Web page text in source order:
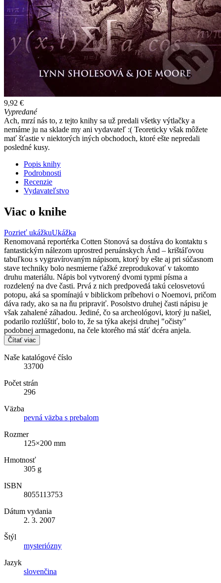
9,92 €
Vypredané
Ach, mrzí nás to, z tejto knihy sa už predali všetky výtlačky a
nemáme ju na sklade my ani vydavateľ :( Teoreticky však môžete
mať šťastie v niektorých iných obchodoch, ktoré ešte nepredali
posledné kusy.
Popis knihy
Podrobnosti
Recenzie
Vydavateľstvo
Viac o knihe
Pozrieť ukážkuUkážka
Renomovaná reportérka Cotten Stonová sa dostáva do kontaktu s
fantastickým nálezom uprostred peruánskych Ánd – krištáľovou
tabuľkou s vygravírovaným nápisom, ktorý by ešte aj pri súčasnom
stave techniky bolo nesmierne ťažké zreprodukovať v takomto
druhu materiálu. Nápis bol vytvorený dvomi typmi písma a
rozdelený na dve časti. Prvá z nich predpovedá takú celosvetovú
potopu, aká sa spomínajú v biblickom príbehovi o Noemovi, pričom
dáva rady, ako sa na ňu pripraviť. Posolstvo druhej časti nápisu je
však zahalené záhadou. Jediné, čo sa archeológovi, ktorý ju našiel,
podarilo rozlúštiť, bolo to, že sa týka akejsi druhej "očisty"
podobnej armagedonu, na čele ktorého má stáť dcéra anjela.
Čítať viac
Naše katalógové číslo
33700
Počet strán
296
Väzba
pevná väzba s prebalom
Rozmer
125×200 mm
Hmotnosť
305 g
ISBN
8055113753
Dátum vydania
2. 3. 2007
Štýl
mysteriózny
Jazyk
slovenčina